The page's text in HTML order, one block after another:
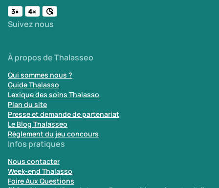
Suivez nous
À propos de Thalasseo
Qui sommes nous ?
Guide Thalasso
Lexique des soins Thalasso
Plan du site
Presse et demande de partenariat
Le Blog Thalasseo
Règlement du jeu concours
Infos pratiques
Nous contacter
Week-end Thalasso
Foire Aux Questions